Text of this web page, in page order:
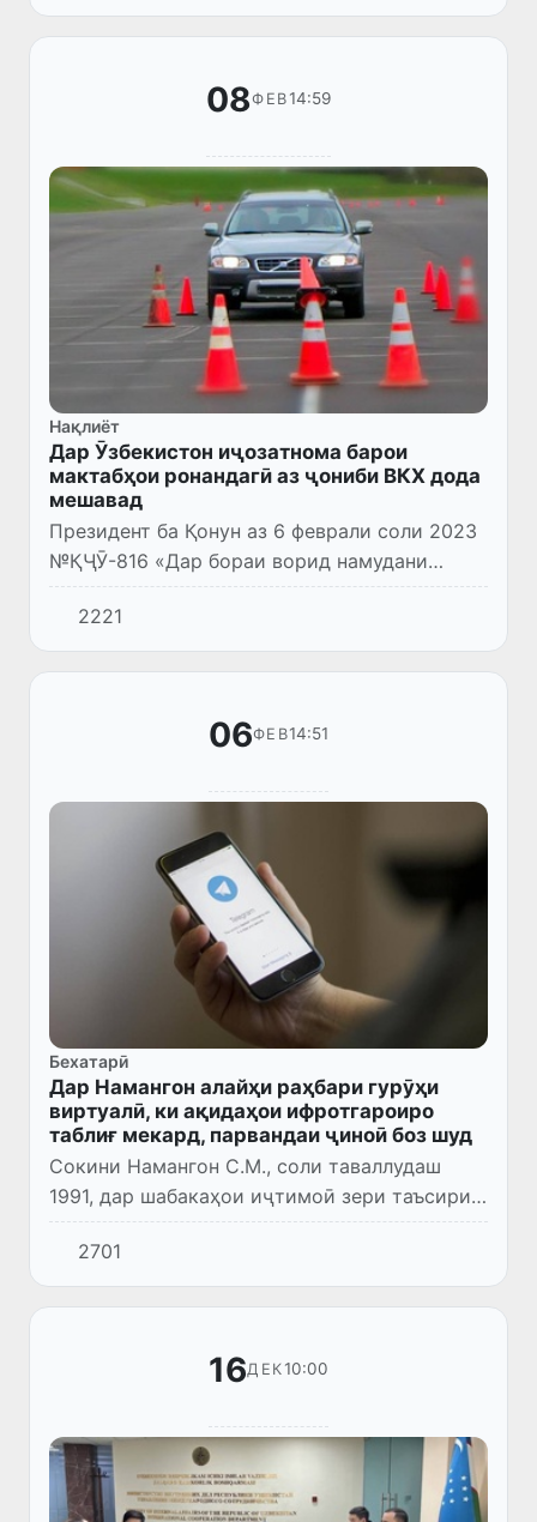
Бухоро меояд. Вай ноаён...
08ФЕВ14:59
Нақлиёт
Дар Ӯзбекистон иҷозатнома барои
мактабҳои ронандагӣ аз ҷониби ВКХ дода
мешавад
Президент ба Қонун аз 6 феврали соли 2023
№ҚҶӮ-816 «Дар бораи ворид намудани
иловаву тағйиротҳо ба баъзе ҳуҷҷатҳои
қонунгузории Ҷумҳурии Ӯзбекистон» имзо
кард.
2221
06ФЕВ14:51
Бехатарӣ
Дар Намангон алайҳи раҳбари гурӯҳи
виртуалӣ, ки ақидаҳои ифротгароиро
таблиғ мекард, парвандаи ҷиноӣ боз шуд
Сокини Намангон С.М., соли таваллудаш
1991, дар шабакаҳои иҷтимоӣ зери таъсири
неруҳои тахрибкор афтода, дар натиҷа дар
Telegram гурӯҳ таъсис додааст.
2701
16ДЕК10:00